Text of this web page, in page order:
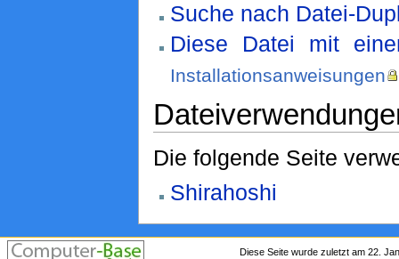
Suche nach Datei-
Diese Datei mit
Installationsanweisungen
Die folgende Seite
Shirahoshi
Diese Seite wurde zuletzt am 22.